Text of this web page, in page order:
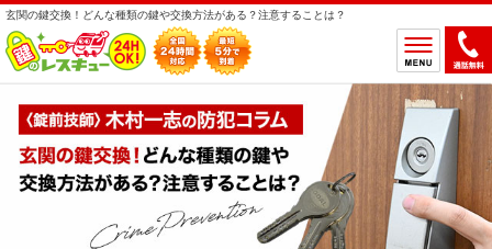
玄関の鍵交換！どんな種類の鍵や交換方法がある？注意することは？
ホーム
鍵のトラブルから選ぶ
鍵交換
鍵修理